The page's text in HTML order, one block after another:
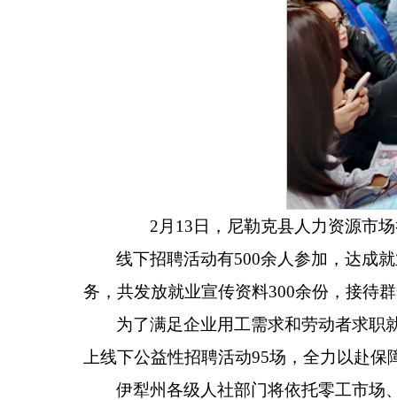
2月13日，尼勒克县人力资源市
线下招聘活动有500余人参加，达成
务，共发放就业宣传资料300余份，接待
为了满足企业用工需求和劳动者求职
上线下公益性招聘活动95场，全力以赴保
伊犁州各级人社部门将依托零工市场